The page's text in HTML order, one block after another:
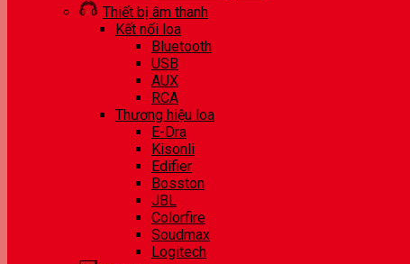
Thiết bị âm thanh
Kết nối loa
Bluetooth
USB
AUX
RCA
Thương hiệu loa
E-Dra
Kisonli
Edifier
Bosston
JBL
Colorfire
Soudmax
Logitech